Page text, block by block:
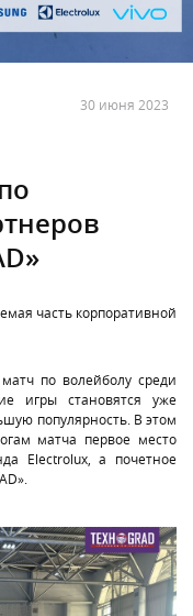
30 июня 2023
часть корпоративной
по волейболу среди
игры становятся уже
популярность. В этом
матча первое место
Electrolux, а почетное